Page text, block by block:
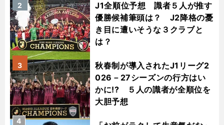
J1全順位予想 識者５人が推す
優勝候補筆頭は？ J2降格の憂
き目に遭いそうな３クラブと
は？
2
秋春制が導入されたJ1リーグ2
026－27シーズンの行方はい
かに!? ５人の識者が全順位を
大胆予想
3
4